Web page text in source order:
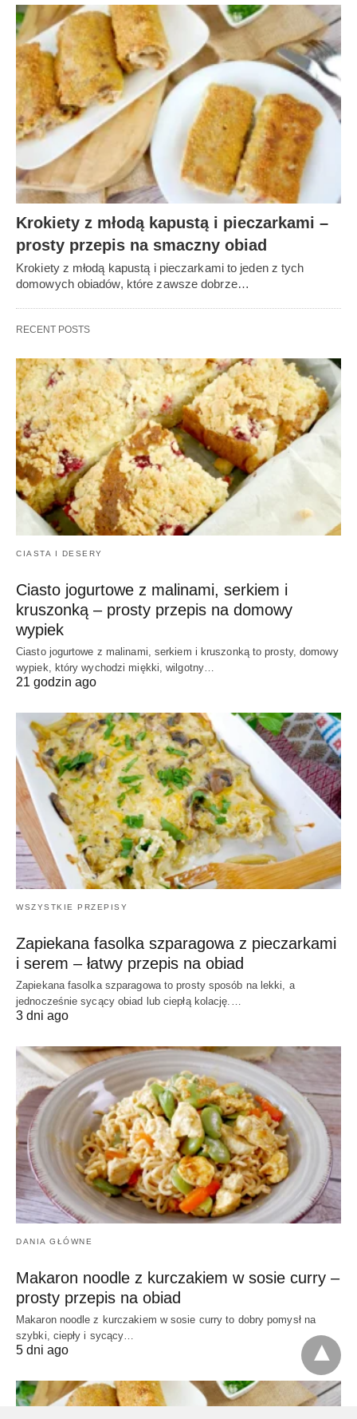
Krokiety z młodą kapustą i pieczarkami –
prosty przepis na smaczny obiad
Krokiety z młodą kapustą i pieczarkami to jeden z tych
domowych obiadów, które zawsze dobrze…
RECENT POSTS
CIASTA I DESERY
Ciasto jogurtowe z malinami, serkiem i
kruszonką – prosty przepis na domowy
wypiek
Ciasto jogurtowe z malinami, serkiem i kruszonką to prosty, domowy
wypiek, który wychodzi miękki, wilgotny…
21 godzin ago
WSZYSTKIE PRZEPISY
Zapiekana fasolka szparagowa z pieczarkami
i serem – łatwy przepis na obiad
Zapiekana fasolka szparagowa to prosty sposób na lekki, a
jednocześnie sycący obiad lub ciepłą kolację.…
3 dni ago
DANIA GŁÓWNE
Makaron noodle z kurczakiem w sosie curry –
prosty przepis na obiad
Makaron noodle z kurczakiem w sosie curry to dobry pomysł na
szybki, ciepły i sycący…
5 dni ago